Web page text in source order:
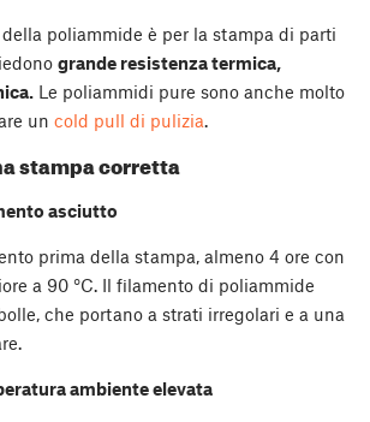
poliammide è per la stampa di parti
grande resistenza termica,
Le poliammidi pure sono anche molto
un cold pull di pulizia.
stampa corretta
asciutto
prima della stampa, almeno 4 ore con
a 90 °C. Il filamento di poliammide
che portano a strati irregolari e a una
ambiente elevata